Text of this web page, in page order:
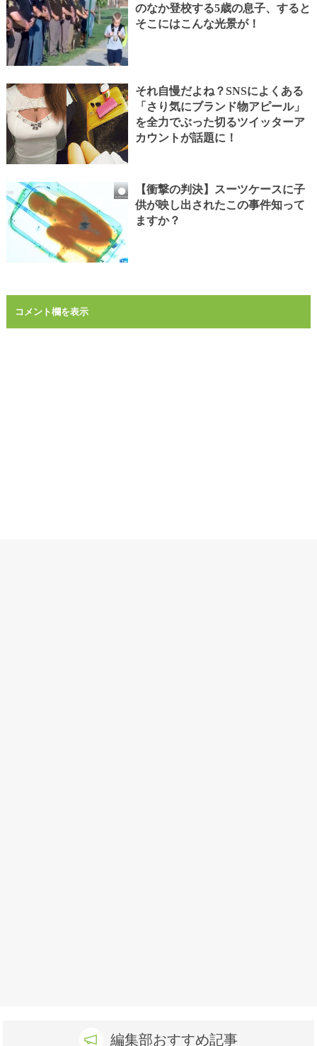
のなか登校する5歳の息子、すると
そこにはこんな光景が！
それ自慢だよね？SNSによくある
「さり気にブランド物アピール」
を全力でぶった切るツイッターア
カウントが話題に！
【衝撃の判決】スーツケースに子
供が映し出されたこの事件知って
ますか？
コメント欄を表示
編集部おすすめ記事